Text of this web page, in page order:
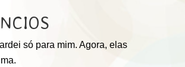
só para mim. Agora, elas